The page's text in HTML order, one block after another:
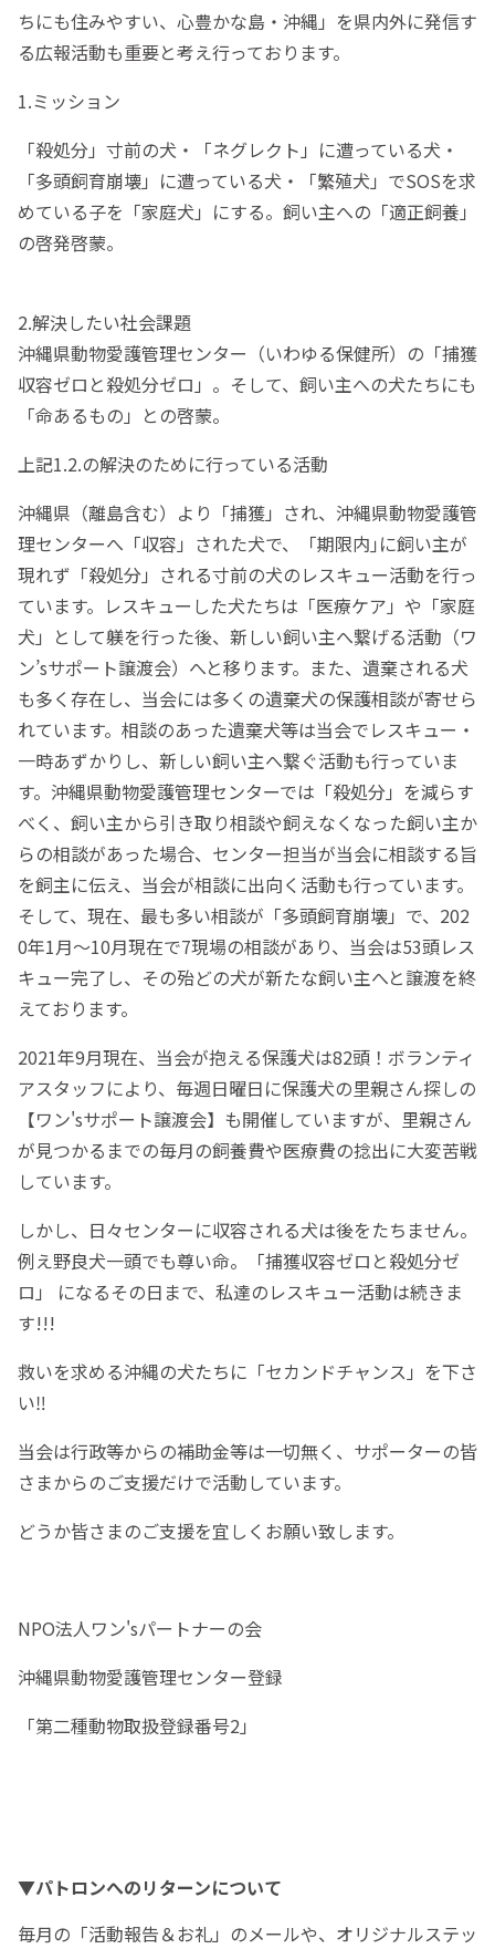
ちにも住みやすい、心豊かな島・沖縄」を県内外に発信す
る広報活動も重要と考え行っております。
1.ミッション
「殺処分」寸前の犬・「ネグレクト」に遭っている犬・
「多頭飼育崩壊」に遭っている犬・「繁殖犬」でSOSを求
めている子を「家庭犬」にする。飼い主への「適正飼養」
の啓発啓蒙。
2.解決したい社会課題
沖縄県動物愛護管理センター（いわゆる保健所）の「捕獲
収容ゼロと殺処分ゼロ」。そして、飼い主への犬たちにも
「命あるもの」との啓蒙。
上記1.2.の解決のために行っている活動
沖縄県（離島含む）より「捕獲」され、沖縄県動物愛護管
理センターへ「収容」された犬で、「期限内｣に飼い主が
現れず「殺処分」される寸前の犬のレスキュー活動を行っ
ています。レスキューした犬たちは「医療ケア」や「家庭
犬」として躾を行った後、新しい飼い主へ繋げる活動（ワ
ン’sサポート譲渡会）へと移ります。また、遺棄される犬
も多く存在し、当会には多くの遺棄犬の保護相談が寄せら
れています。相談のあった遺棄犬等は当会でレスキュー・
一時あずかりし、新しい飼い主へ繋ぐ活動も行っていま
す。沖縄県動物愛護管理センターでは「殺処分」を減らす
べく、飼い主から引き取り相談や飼えなくなった飼い主か
らの相談があった場合、センター担当が当会に相談する旨
を飼主に伝え、当会が相談に出向く活動も行っています。
そして、現在、最も多い相談が「多頭飼育崩壊」で、202
0年1月～10月現在で7現場の相談があり、当会は53頭レス
キュー完了し、その殆どの犬が新たな飼い主へと譲渡を終
えております。
2021年9月現在、当会が抱える保護犬は82頭！ボランティ
アスタッフにより、毎週日曜日に保護犬の里親さん探しの
【ワン'sサポート譲渡会】も開催していますが、里親さん
が見つかるまでの毎月の飼養費や医療費の捻出に大変苦戦
しています。
しかし、日々センターに収容される犬は後をたちません。
例え野良犬一頭でも尊い命。「捕獲収容ゼロと殺処分ゼ
ロ」 になるその日まで、私達のレスキュー活動は続きま
す!!!
救いを求める沖縄の犬たちに「セカンドチャンス」を下さ
い‼
当会は行政等からの補助金等は一切無く、サポーターの皆
さまからのご支援だけで活動しています。
どうか皆さまのご支援を宜しくお願い致します。
NPO法人ワン'sパートナーの会
沖縄県動物愛護管理センター登録
「第二種動物取扱登録番号2」
▼パトロンへのリターンについて
毎月の「活動報告＆お礼」のメールや、オリジナルステッ